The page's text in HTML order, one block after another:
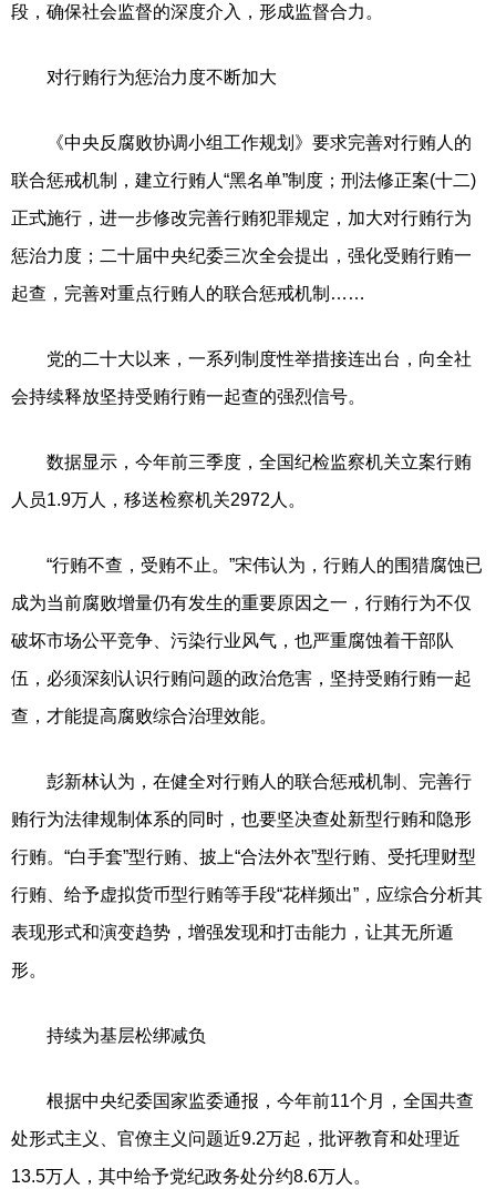
段，确保社会监督的深度介入，形成监督合力。
对行贿行为惩治力度不断加大
《中央反腐败协调小组工作规划》要求完善对行贿人的
联合惩戒机制，建立行贿人“黑名单”制度；刑法修正案(十二)
正式施行，进一步修改完善行贿犯罪规定，加大对行贿行为
惩治力度；二十届中央纪委三次全会提出，强化受贿行贿一
起查，完善对重点行贿人的联合惩戒机制……
党的二十大以来，一系列制度性举措接连出台，向全社
会持续释放坚持受贿行贿一起查的强烈信号。
数据显示，今年前三季度，全国纪检监察机关立案行贿
人员1.9万人，移送检察机关2972人。
“行贿不查，受贿不止。”宋伟认为，行贿人的围猎腐蚀已
成为当前腐败增量仍有发生的重要原因之一，行贿行为不仅
破坏市场公平竞争、污染行业风气，也严重腐蚀着干部队
伍，必须深刻认识行贿问题的政治危害，坚持受贿行贿一起
查，才能提高腐败综合治理效能。
彭新林认为，在健全对行贿人的联合惩戒机制、完善行
贿行为法律规制体系的同时，也要坚决查处新型行贿和隐形
行贿。“白手套”型行贿、披上“合法外衣”型行贿、受托理财型
行贿、给予虚拟货币型行贿等手段“花样频出”，应综合分析其
表现形式和演变趋势，增强发现和打击能力，让其无所遁
形。
持续为基层松绑减负
根据中央纪委国家监委通报，今年前11个月，全国共查
处形式主义、官僚主义问题近9.2万起，批评教育和处理近
13.5万人，其中给予党纪政务处分约8.6万人。